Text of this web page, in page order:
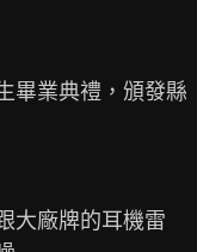
畢業典禮，頒發縣
大廠牌的耳機雷